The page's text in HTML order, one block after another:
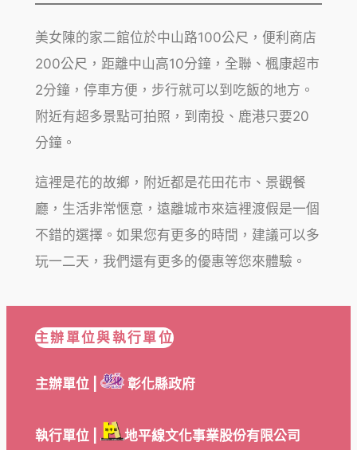
美女陳的家二館位於中山路100公尺，便利商店
200公尺，距離中山高10分鐘，全聯、楓康超市
2分鐘，停車方便，步行就可以到吃飯的地方。
附近有超多景點可拍照，到南投、鹿港只要20
分鐘。
這裡是花的故鄉，附近都是花田花市、景觀餐
廳，生活非常愜意，遠離城市來這裡渡假是一個
不錯的選擇。如果您有更多的時間，建議可以多
玩一二天，我們還有更多的優惠等您來體驗。
主辦單位與執行單位
主辦單位 | 彰化縣政府
執行單位 | 地平線文化事業股份有限公司